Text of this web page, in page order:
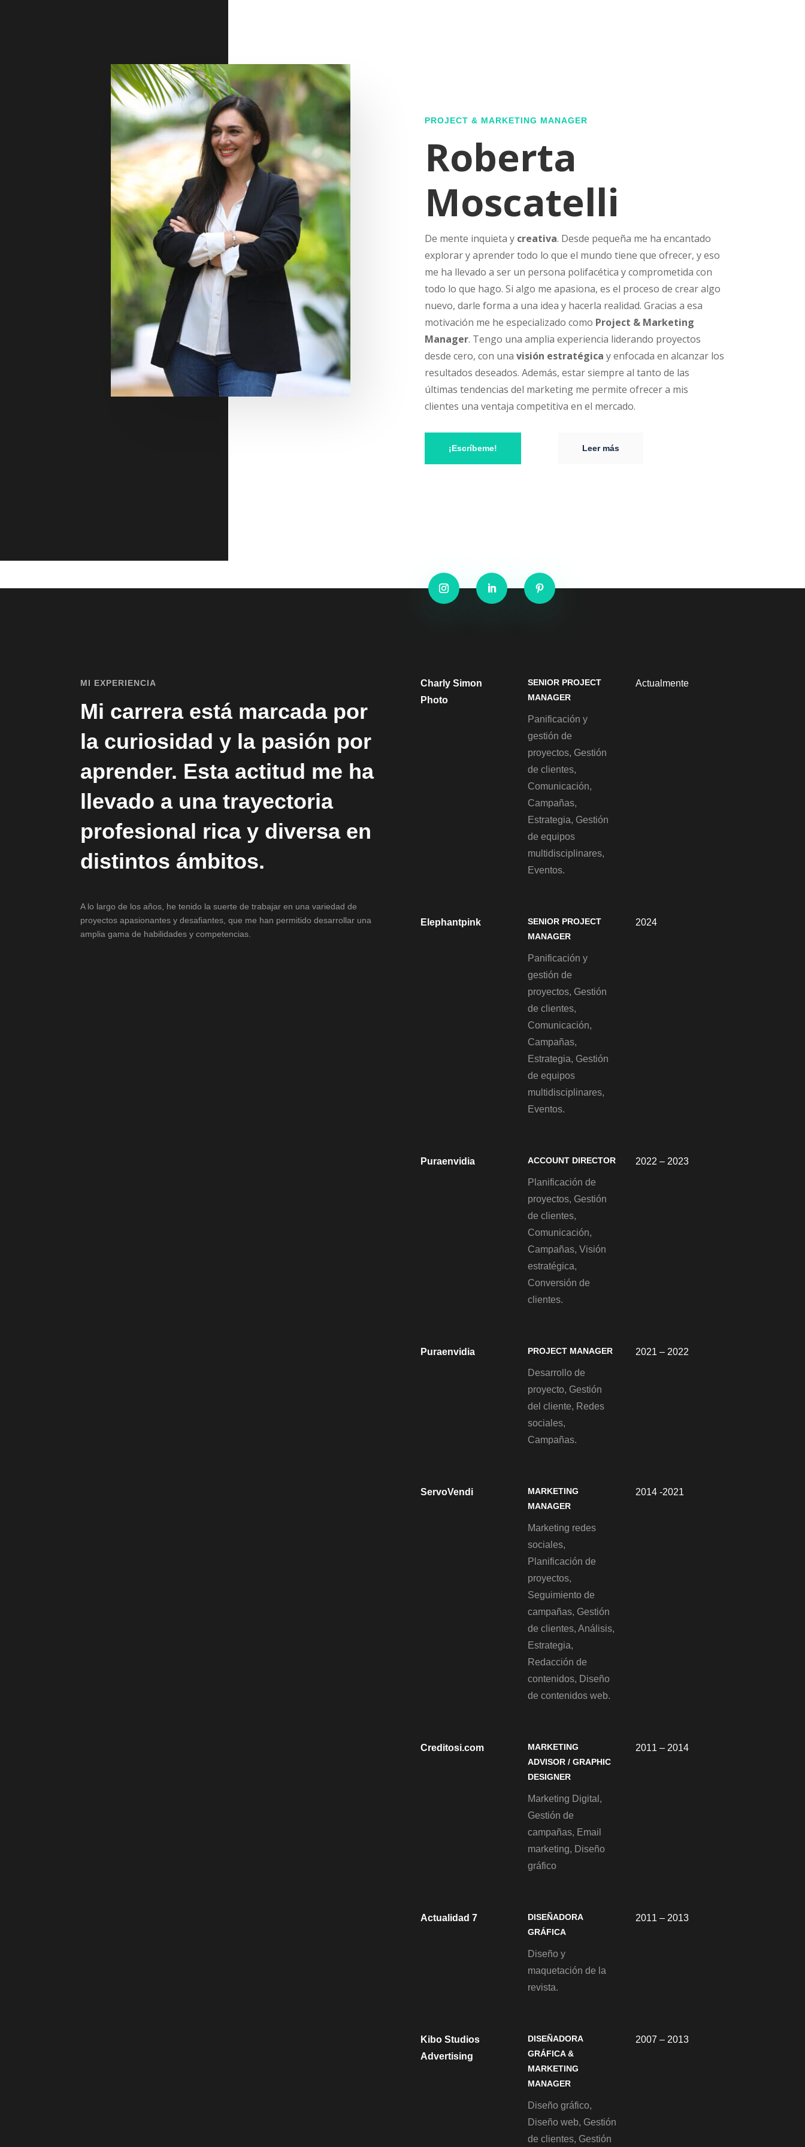
PROJECT & MARKETING MANAGER
Roberta
Moscatelli
De mente inquieta y creativa. Desde pequeña me ha encantado
explorar y aprender todo lo que el mundo tiene que ofrecer, y eso
me ha llevado a ser un persona polifacética y comprometida con
todo lo que hago. Si algo me apasiona, es el proceso de crear algo
nuevo, darle forma a una idea y hacerla realidad. Gracias a esa
motivación me he especializado como Project & Marketing
Manager. Tengo una amplia experiencia liderando proyectos
desde cero, con una visión estratégica y enfocada en alcanzar los
resultados deseados. Además, estar siempre al tanto de las
últimas tendencias del marketing me permite ofrecer a mis
clientes una ventaja competitiva en el mercado.
¡Escríbeme! Leer más
MI EXPERIENCIA
Mi carrera está marcada por
la curiosidad y la pasión por
aprender. Esta actitud me ha
llevado a una trayectoria
profesional rica y diversa en
distintos ámbitos.
A lo largo de los años, he tenido la suerte de trabajar en una variedad de
proyectos apasionantes y desafiantes, que me han permitido desarrollar una
amplia gama de habilidades y competencias.
Charly Simon
Photo
SENIOR PROJECT
MANAGER
Panificación y
gestión de
proyectos, Gestión
de clientes,
Comunicación,
Campañas,
Estrategia, Gestión
de equipos
multidisciplinares,
Eventos.
Actualmente
Elephantpink
SENIOR PROJECT
MANAGER
Panificación y
gestión de
proyectos, Gestión
de clientes,
Comunicación,
Campañas,
Estrategia, Gestión
de equipos
multidisciplinares,
Eventos.
2024
Puraenvidia ACCOUNT DIRECTOR
Planificación de
proyectos, Gestión
de clientes,
Comunicación,
Campañas, Visión
estratégica,
Conversión de
clientes.
2022 – 2023
Puraenvidia PROJECT MANAGER
Desarrollo de
proyecto, Gestión
del cliente, Redes
sociales,
Campañas.
2021 – 2022
ServoVendi
MARKETING
MANAGER
Marketing redes
sociales,
Planificación de
proyectos,
Seguimiento de
campañas, Gestión
de clientes, Análisis,
Estrategia,
Redacción de
contenidos, Diseño
de contenidos web.
2014 -2021
Creditosi.com
MARKETING
ADVISOR / GRAPHIC
DESIGNER
Marketing Digital,
Gestión de
campañas, Email
marketing, Diseño
gráfico
2011 – 2014
Actualidad 7
DISEÑADORA
GRÁFICA
Diseño y
maquetación de la
revista.
2011 – 2013
Kibo Studios
Advertising
DISEÑADORA
GRÁFICA &
MARKETING
MANAGER
Diseño gráfico,
Diseño web, Gestión
de clientes, Gestión
2007 – 2013